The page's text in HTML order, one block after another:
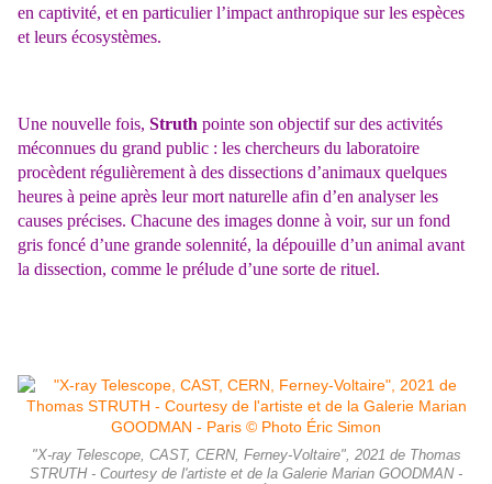
en captivité, et en particulier l’impact anthropique sur les espèces
et leurs écosystèmes.
Une nouvelle fois, Struth pointe son objectif sur des activités
méconnues du grand public : les chercheurs du laboratoire
procèdent régulièrement à des dissections d’animaux quelques
heures à peine après leur mort naturelle afin d’en analyser les
causes précises. Chacune des images donne à voir, sur un fond
gris foncé d’une grande solennité, la dépouille d’un animal avant
la dissection, comme le prélude d’une sorte de rituel.
"X-ray Telescope, CAST, CERN, Ferney-Voltaire", 2021 de Thomas
STRUTH - Courtesy de l'artiste et de la Galerie Marian GOODMAN -